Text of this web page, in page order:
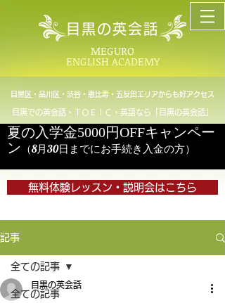
MEGURO
ENGLISH ACADEMY
目黒の英会話
目黒区・品川区・渋谷・恵比寿・五反田エリアからも好アクセス
目黒での英会話・ＴＯＥＩＣ・英語なら「目黒の英会話」
夏の入学金5000円OFFキャンペー
ン （8月30日までにお手続き入金の方）
無料体験レッスン・説明会はこちら
記事
全ての記事
全ての記事
目黒の英会話